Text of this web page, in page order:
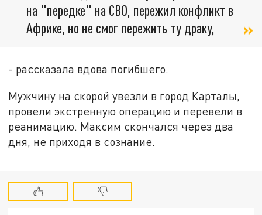
на "передке" на СВО, пережил конфликт в
Африке, но не смог пережить ту драку,
- рассказала вдова погибшего.
Мужчину на скорой увезли в город Карталы,
провели экстренную операцию и перевели в
реанимацию. Максим скончался через два
дня, не приходя в сознание.